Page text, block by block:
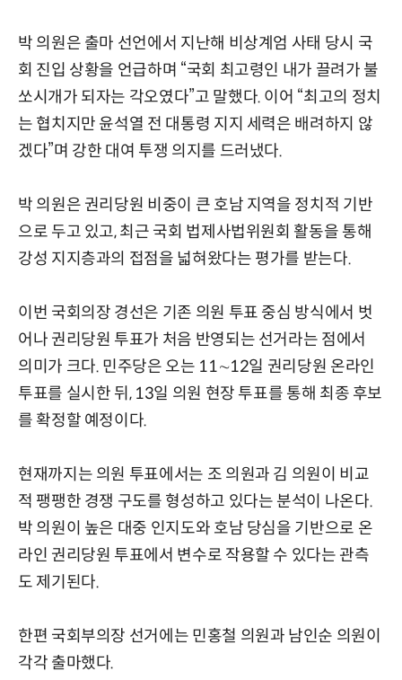
박 의원은 출마 선언에서 지난해 비상계엄 사태 당시 국
회 진입 상황을 언급하며 “국회 최고령인 내가 끌려가 불
쏘시개가 되자는 각오였다”고 말했다. 이어 “최고의 정치
는 협치지만 윤석열 전 대통령 지지 세력은 배려하지 않
겠다”며 강한 대여 투쟁 의지를 드러냈다.
박 의원은 권리당원 비중이 큰 호남 지역을 정치적 기반
으로 두고 있고, 최근 국회 법제사법위원회 활동을 통해
강성 지지층과의 접점을 넓혀왔다는 평가를 받는다.
이번 국회의장 경선은 기존 의원 투표 중심 방식에서 벗
어나 권리당원 투표가 처음 반영되는 선거라는 점에서
의미가 크다. 민주당은 오는 11∼12일 권리당원 온라인
투표를 실시한 뒤, 13일 의원 현장 투표를 통해 최종 후보
를 확정할 예정이다.
현재까지는 의원 투표에서는 조 의원과 김 의원이 비교
적 팽팽한 경쟁 구도를 형성하고 있다는 분석이 나온다.
박 의원이 높은 대중 인지도와 호남 당심을 기반으로 온
라인 권리당원 투표에서 변수로 작용할 수 있다는 관측
도 제기된다.
한편 국회부의장 선거에는 민홍철 의원과 남인순 의원이
각각 출마했다.